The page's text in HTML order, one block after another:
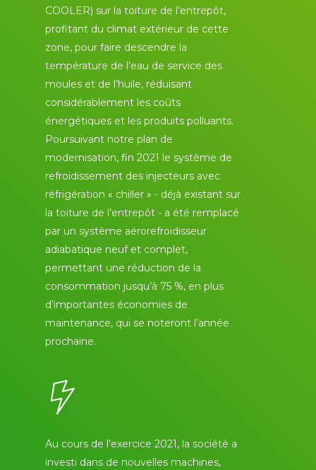
COOLER) sur la toiture de l’entrepôt,
profitant du climat extérieur de cette
zone, pour faire descendre la
température de l’eau de service des
moules et de l’huile, réduisant
considérablement les coûts
énergétiques et les produits polluants.
Poursuivant notre plan de
modernisation, fin 2021 le système de
refroidissement des injecteurs avec
réfrigération « chiller » - déjà existant sur
la toiture de l’entrepôt - a été remplacé
par un système aérorefroidisseur
adiabatique neuf et complet,
permettant une réduction de la
consommation jusqu’à 75 %, en plus
d’importantes économies de
maintenance, qui se noteront l’année
prochaine.
Au cours de l’exercice 2021, la société a
investi dans de nouvelles machines,